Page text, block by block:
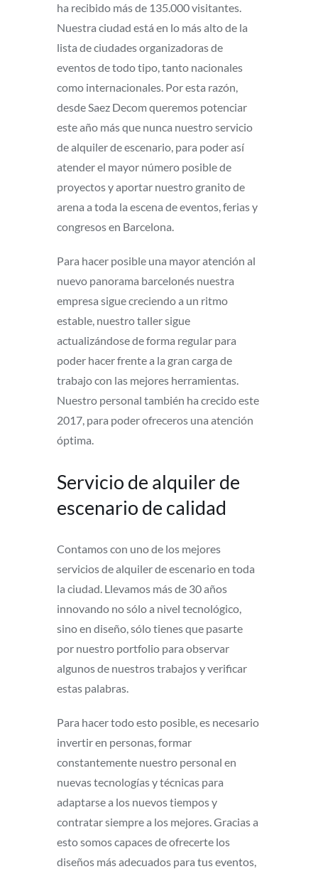
ha recibido más de 135.000 visitantes.
Nuestra ciudad está en lo más alto de la
lista de ciudades organizadoras de
eventos de todo tipo, tanto nacionales
como internacionales. Por esta razón,
desde Saez Decom queremos potenciar
este año más que nunca nuestro servicio
de alquiler de escenario, para poder así
atender el mayor número posible de
proyectos y aportar nuestro granito de
arena a toda la escena de eventos, ferias y
congresos en Barcelona.
Para hacer posible una mayor atención al
nuevo panorama barcelonés nuestra
empresa sigue creciendo a un ritmo
estable, nuestro taller sigue
actualizándose de forma regular para
poder hacer frente a la gran carga de
trabajo con las mejores herramientas.
Nuestro personal también ha crecido este
2017, para poder ofreceros una atención
óptima.
Servicio de alquiler de
escenario de calidad
Contamos con uno de los mejores
servicios de alquiler de escenario en toda
la ciudad. Llevamos más de 30 años
innovando no sólo a nivel tecnológico,
sino en diseño, sólo tienes que pasarte
por nuestro portfolio para observar
algunos de nuestros trabajos y verificar
estas palabras.
Para hacer todo esto posible, es necesario
invertir en personas, formar
constantemente nuestro personal en
nuevas tecnologías y técnicas para
adaptarse a los nuevos tiempos y
contratar siempre a los mejores. Gracias a
esto somos capaces de ofrecerte los
diseños más adecuados para tus eventos,